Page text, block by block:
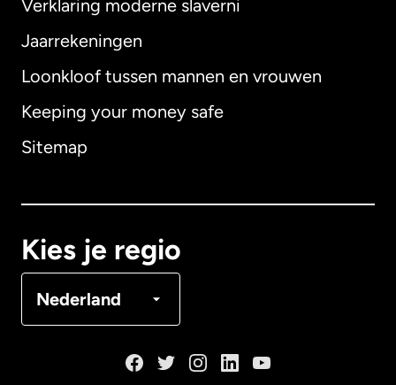
Verklaring moderne slaverni
Jaarrekeningen
Loonkloof tussen mannen en vrouwen
Keeping your money safe
Sitemap
Kies je regio
Nederland
Internationaal English
Australië